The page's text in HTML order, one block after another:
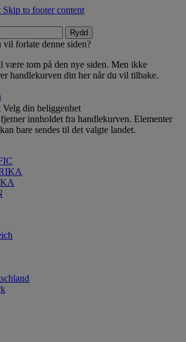
Skip to footer content
Rydd
forlate denne siden?
være tom på den nye siden. Men ikke
handlekurven din her når du vil tilbake.
Velg din beliggenhet
innholdet fra handlekurven. Elementer
bare sendes til det valgte landet.